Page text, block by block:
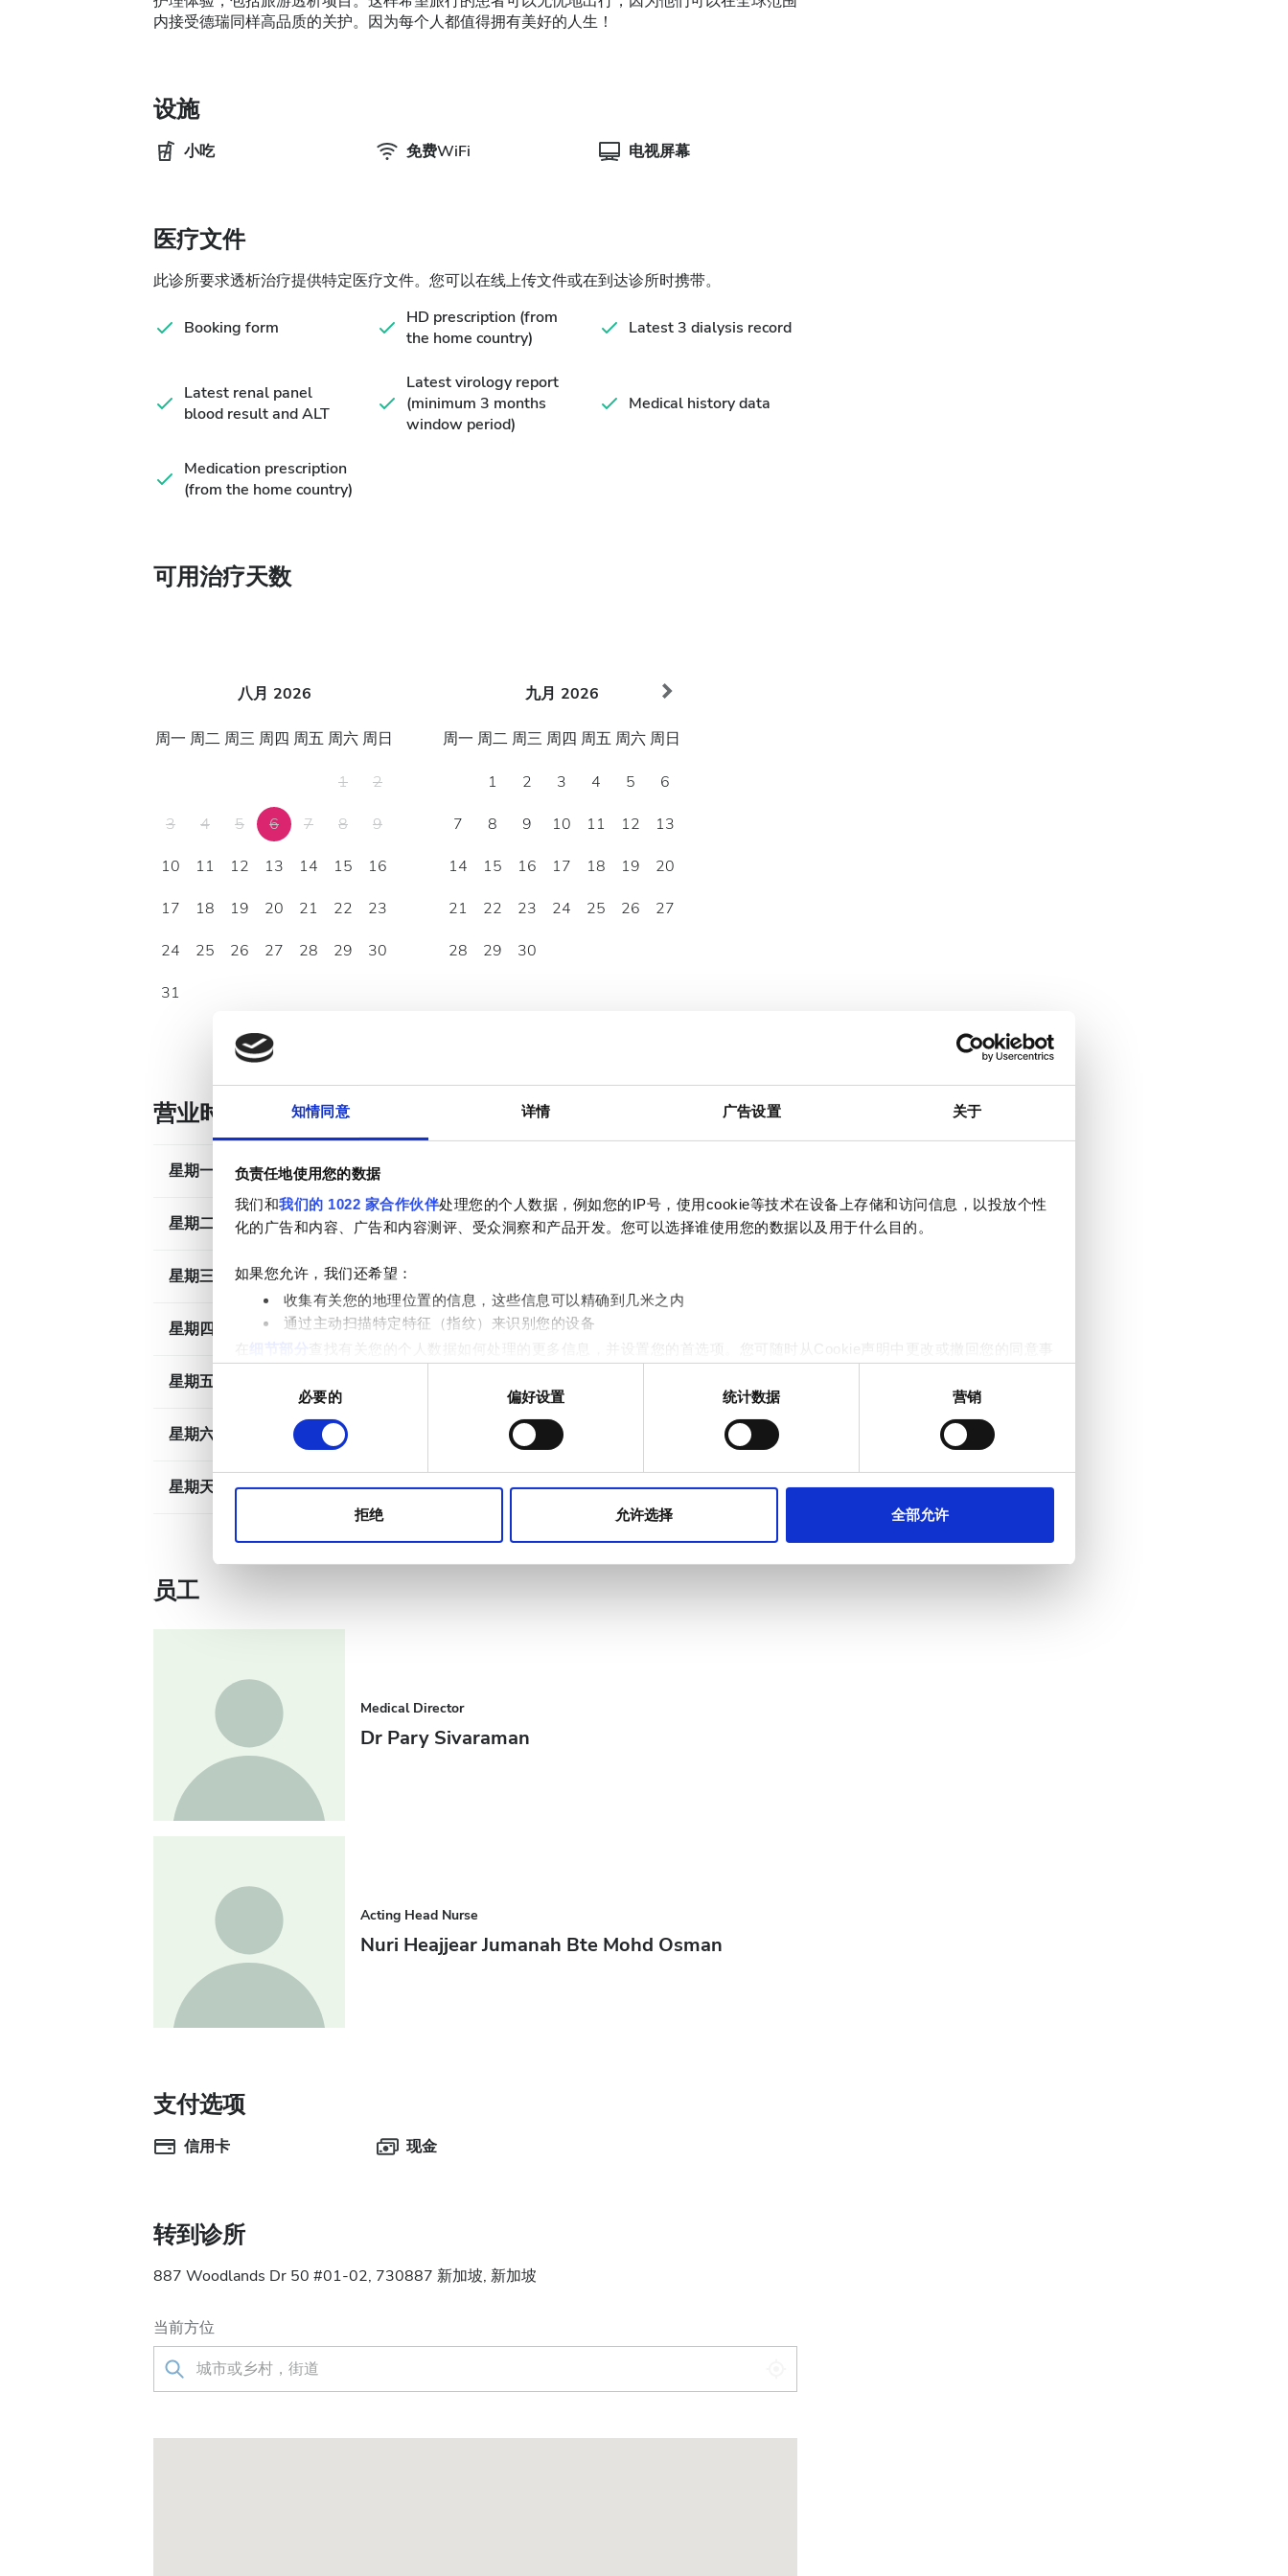
知情同意 详情 广告设置 关于
负责任地使用您的数据
我们和我们的 1022 家合作伙伴处理您的个人数据，例如您的IP号，使用cookie等技术在设备上存储和访问信息，以投放个性
化的广告和内容、广告和内容测评、受众洞察和产品开发。您可以选择谁使用您的数据以及用于什么目的。
如果您允许，我们还希望：
收集有关您的地理位置的信息，这些信息可以精确到几米之内
通过主动扫描特定特征（指纹）来识别您的设备
在
细节部分
查找有关您的个人数据如何处理的更多信息，并设置您的首选项。您可随时从Cookie声明中更改或撤回您的同意事
我们使用 Cookie 来制作贴合用户需求的内容与广告、提供社交媒体功能以及分析我们的流量。我们还会与社交媒体、广告和
分析合作伙伴分享您对我们网站的使用情况，这些合作伙伴可能会将此类信息与您提供给他们或他们在您使用其服务的过程中
同
择
必要的 偏好设置 统计数据 营销
拒绝 允许选择 全部允许
内接受德瑞同样高品质的关护。因为每个人都值得拥有美好的人生！
设施
小吃 免费WiFi 电视屏幕
医疗文件
此诊所要求透析治疗提供特定医疗文件。您可以在线上传文件或在到达诊所时携带。
Booking form
HD prescription (from
the home country)
Latest 3 dialysis record
Latest renal panel
blood result and ALT
Latest virology report
(minimum 3 months
window period)
Medical history data
Medication prescription
(from the home country)
可用治疗天数
八月 2026
周一 周二周三 周四 周五周六周日
1
2
3
4 5 6 7 8
9
10
11 12 13 14 15
16
17
18 19 20 21 22
23
24
25 26 27 28 29
30
31
九月 2026
周一 周二周三 周四 周五周六周日
1 2 3 4 5
6
7
8 9 10 11 12
13
14
15 16 17 18 19
20
21
22 23 24 25 26
27
28
29 30
营业时间
星期一
星期二 07:00 - 22:00
星期三
星期四 07:00 - 22:00
星期五
星期六 07:00 - 22:00
星期天 已关闭
员工
Medical Director
Dr Pary Sivaraman
Acting Head Nurse
Nuri Heajjear Jumanah Bte Mohd Osman
支付选项
信用卡 现金
转到诊所
887 Woodlands Dr 50 #01-02, 730887 新加坡, 新加坡
当前方位